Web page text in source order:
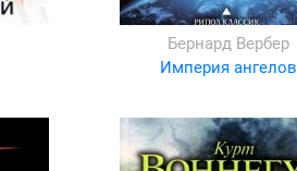
Бернард Вербер
Империя ангелов